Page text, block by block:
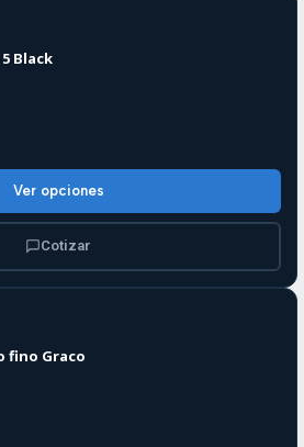
Black
Ver opciones
Cotizar
fino Graco